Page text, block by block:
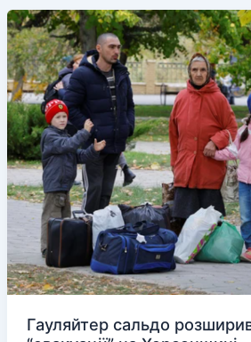
зв’язку.
Але
припинили
і
власну
пропаганду
Гауляйтер сальдо